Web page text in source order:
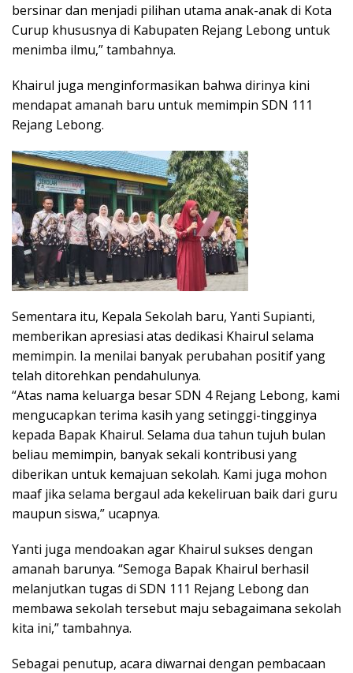
bersinar dan menjadi pilihan utama anak-anak di Kota
Curup khususnya di Kabupaten Rejang Lebong untuk
menimba ilmu,” tambahnya.
Khairul juga menginformasikan bahwa dirinya kini
mendapat amanah baru untuk memimpin SDN 111
Rejang Lebong.
Sementara itu, Kepala Sekolah baru, Yanti Supianti,
memberikan apresiasi atas dedikasi Khairul selama
memimpin. Ia menilai banyak perubahan positif yang
telah ditorehkan pendahulunya.
“Atas nama keluarga besar SDN 4 Rejang Lebong, kami
mengucapkan terima kasih yang setinggi-tingginya
kepada Bapak Khairul. Selama dua tahun tujuh bulan
beliau memimpin, banyak sekali kontribusi yang
diberikan untuk kemajuan sekolah. Kami juga mohon
maaf jika selama bergaul ada kekeliruan baik dari guru
maupun siswa,” ucapnya.
Yanti juga mendoakan agar Khairul sukses dengan
amanah barunya. “Semoga Bapak Khairul berhasil
melanjutkan tugas di SDN 111 Rejang Lebong dan
membawa sekolah tersebut maju sebagaimana sekolah
kita ini,” tambahnya.
Sebagai penutup, acara diwarnai dengan pembacaan